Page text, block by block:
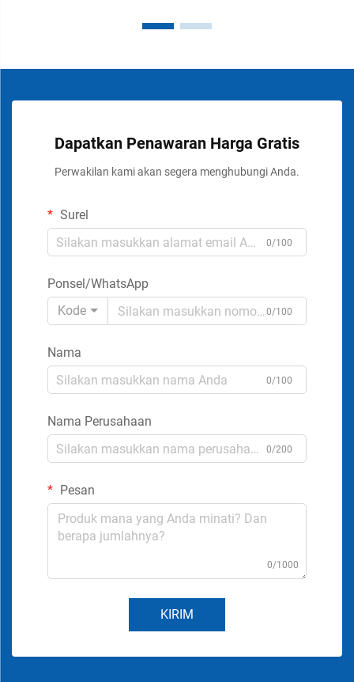
Dapatkan Penawaran Harga Gratis
Perwakilan kami akan segera menghubungi Anda.
Surel
0/100
Ponsel/WhatsApp
Kode
0/100
Nama
0/100
Nama Perusahaan
0/200
Pesan
0/1000
KIRIM